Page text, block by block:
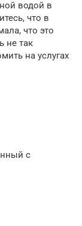
водой в
что в
что это
не так
на услугах
с